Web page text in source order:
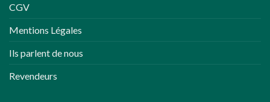
CGV
Mentions Légales
Ils parlent de nous
Revendeurs